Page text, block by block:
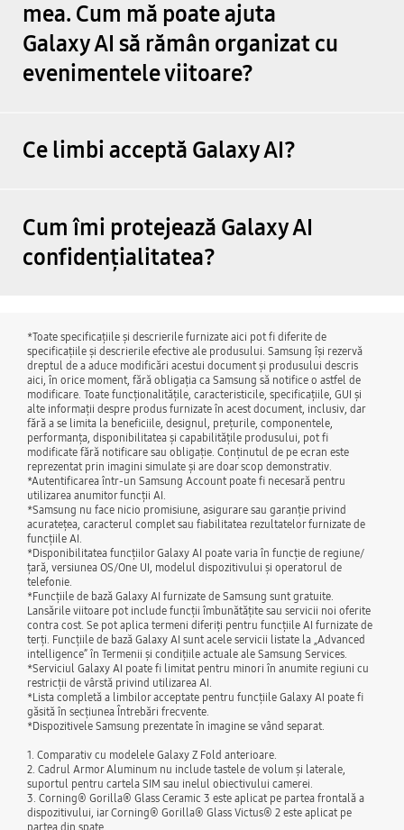
mea. Cum mă poate ajuta
Galaxy AI să rămân organizat cu
evenimentele viitoare?
Ce limbi acceptă Galaxy AI?
Cum îmi protejează Galaxy AI
confidențialitatea?
*Toate specificațiile și descrierile furnizate aici pot fi diferite de
specificațiile și descrierile efective ale produsului. Samsung își rezervă
dreptul de a aduce modificări acestui document și produsului descris
aici, în orice moment, fără obligația ca Samsung să notifice o astfel de
modificare. Toate funcționalitățile, caracteristicile, specificațiile, GUI și
alte informații despre produs furnizate în acest document, inclusiv, dar
fără a se limita la beneficiile, designul, prețurile, componentele,
performanța, disponibilitatea și capabilitățile produsului, pot fi
modificate fără notificare sau obligație. Conținutul de pe ecran este
reprezentat prin imagini simulate și are doar scop demonstrativ.
*Autentificarea într-un Samsung Account poate fi necesară pentru
utilizarea anumitor funcții AI.
*Samsung nu face nicio promisiune, asigurare sau garanție privind
acuratețea, caracterul complet sau fiabilitatea rezultatelor furnizate de
funcțiile AI.
*Disponibilitatea funcțiilor Galaxy AI poate varia în funcție de regiune/
țară, versiunea OS/One UI, modelul dispozitivului și operatorul de
telefonie.
*Funcțiile de bază Galaxy AI furnizate de Samsung sunt gratuite.
Lansările viitoare pot include funcții îmbunătățite sau servicii noi oferite
contra cost. Se pot aplica termeni diferiți pentru funcțiile AI furnizate de
terți. Funcțiile de bază Galaxy AI sunt acele servicii listate la „Advanced
intelligence” în Termenii și condițiile actuale ale Samsung Services.
*Serviciul Galaxy AI poate fi limitat pentru minori în anumite regiuni cu
restricții de vârstă privind utilizarea AI.
*Lista completă a limbilor acceptate pentru funcțiile Galaxy AI poate fi
găsită în secțiunea Întrebări frecvente.
*Dispozitivele Samsung prezentate în imagine se vând separat.
1. Comparativ cu modelele Galaxy Z Fold anterioare.
2. Cadrul Armor Aluminum nu include tastele de volum și laterale,
suportul pentru cartela SIM sau inelul obiectivului camerei.
3. Corning® Gorilla® Glass Ceramic 3 este aplicat pe partea frontală a
dispozitivului, iar Corning® Gorilla® Glass Victus® 2 este aplicat pe
partea din spate.